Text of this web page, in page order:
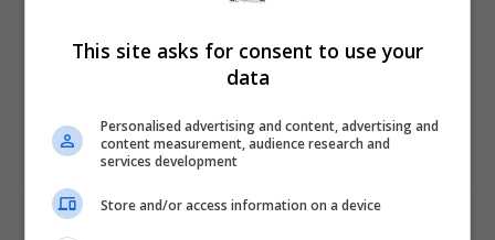
Sine Mora EX para Switch aparece em classificação
brasileira
ÚLTIMAS NOTÍCIAS
This site asks for consent to use your
data
Personalised advertising and content, advertising and
content measurement, audience research and
services development
Store and/or access information on a device